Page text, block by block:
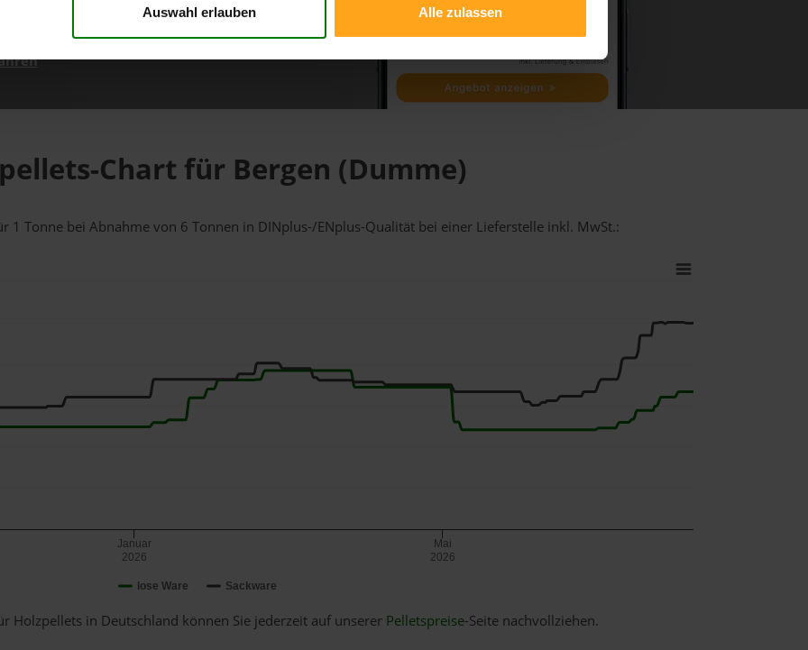
Auswahl erlauben Alle zulassen
Chart für Bergen (Dumme)
1 Tonne bei Abnahmevon 6 Tonnen in DINplus-/ENplus-Qualität bei einer Lieferstelle inkl. MwSt.:
lose Ware Sackware
Januar
2026
Mai
2026
Holzpellets in Deutschland können Sie jederzeit auf unserer Pelletspreise-Seite nachvollziehen.